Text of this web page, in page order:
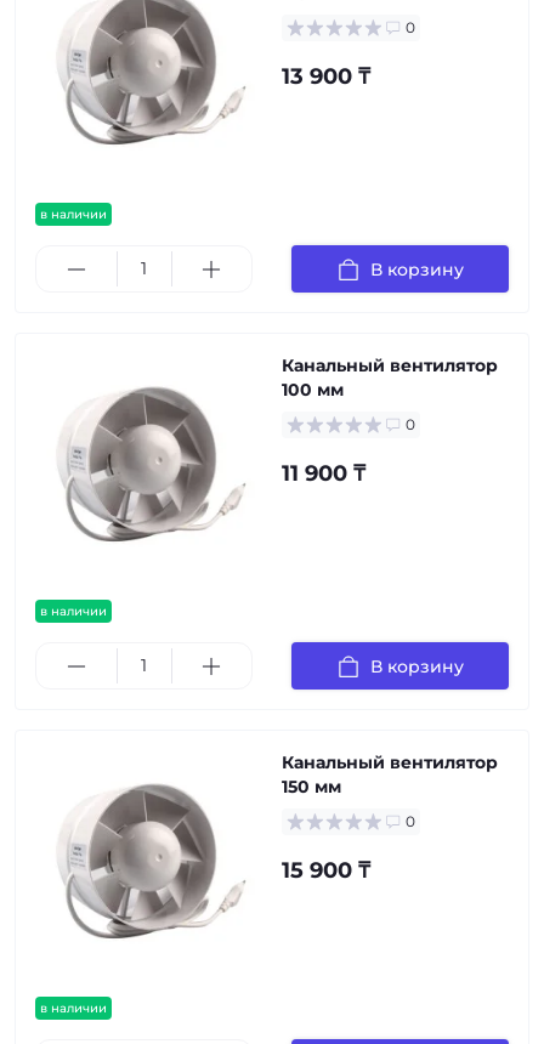
в наличии
0
13 900 ₸
В корзину
в наличии
Канальный вентилятор
100 мм
0
11 900 ₸
В корзину
в наличии
Канальный вентилятор
150 мм
0
15 900 ₸